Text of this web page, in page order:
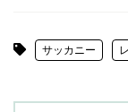
サッカニー